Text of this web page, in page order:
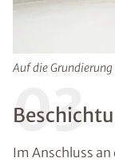
Auf die
03
Im Anschluss